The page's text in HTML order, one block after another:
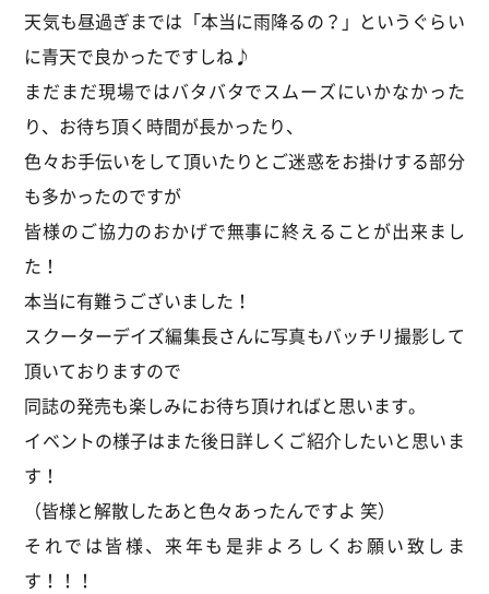
天気も昼過ぎまでは「本当に雨降るの？」というぐらい
に青天で良かったですしね♪
まだまだ現場ではバタバタでスムーズにいかなかった
り、お待ち頂く時間が長かったり、
色々お手伝いをして頂いたりとご迷惑をお掛けする部分
も多かったのですが
皆様のご協力のおかげで無事に終えることが出来まし
た！
本当に有難うございました！
スクーターデイズ編集長さんに写真もバッチリ撮影して
頂いておりますので
同誌の発売も楽しみにお待ち頂ければと思います。
イベントの様子はまた後日詳しくご紹介したいと思いま
す！
（皆様と解散したあと色々あったんですよ 笑）
それでは皆様、来年も是非よろしくお願い致しま
す！！！